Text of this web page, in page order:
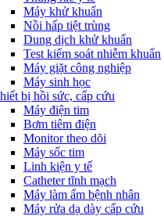
Máy khử khuẩn
Nồi hấp tiệt trùng
Dung dịch khử khuẩn
Test kiểm soát nhiễm khuẩn
Máy giặt công nghiệp
Máy sinh học
bị hồi sức, cấp cứu
Máy điện tim
Bơm tiêm điện
Monitor theo dõi
Máy sốc tim
Linh kiện y tế
Catheter tĩnh mạch
Máy làm ấm bệnh nhân
Máy rửa dạ dày cấp cứu